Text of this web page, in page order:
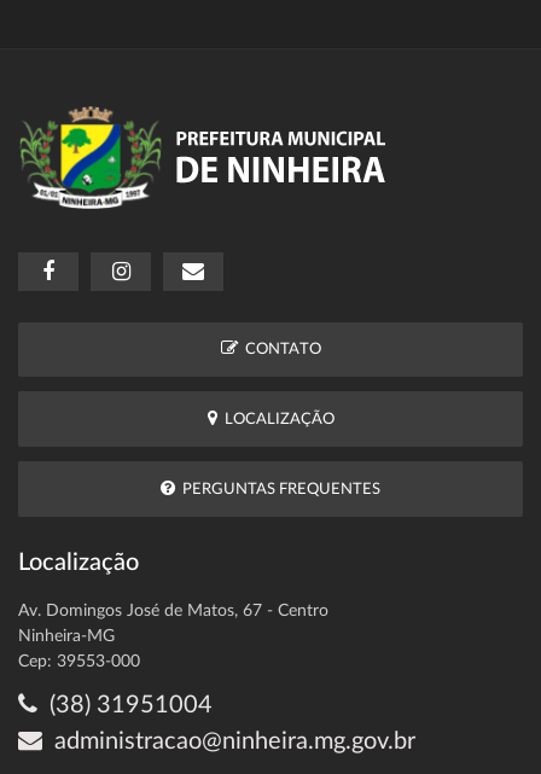
CONTATO
LOCALIZAÇÃO
PERGUNTAS FREQUENTES
Localização
Av. Domingos José de Matos, 67 - Centro
Ninheira-MG
Cep: 39553-000
(38) 31951004
administracao@ninheira.mg.gov.br